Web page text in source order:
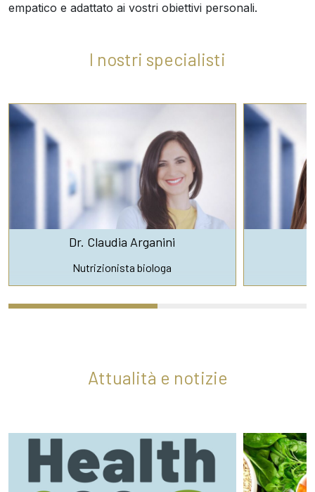
empatico e adattato ai vostri obiettivi personali.
I nostri specialisti
Dr. Claudia Arganini
Nutrizionista biologa
Attualità e notizie